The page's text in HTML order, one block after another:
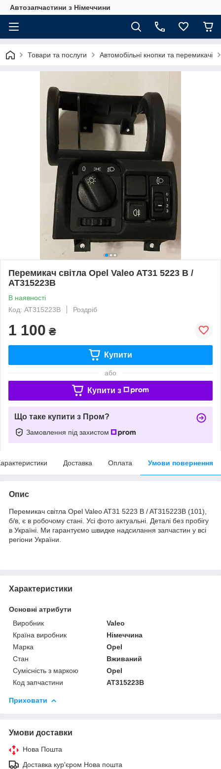
Автозапчастини з Німеччини
Товари та послуги Автомобільні кнопки та перемикачі
Перемикач світла Opel Valeo AT31 5223 B /
AT315223B
В наявності
Код: AT315223B
Роздріб
1 100 ₴
Купити
або
Купити з
Що таке купити з Пром?
Замовлення під захистом
Доставка Оплата Умови повернення
Опис
Перемикач світла Opel Valeo AT31 5223 B / AT315223B (101),
б/в, є в робочому стані. Усі фото актуальні. Деталі без пробігу
в Україні. Ми гарантуємо швидке надсилання запчастин у всі
регіони України.
Характеристики
Основні атрибути
Виробник
Valeo
Країна виробник
Німеччина
Марка
Opel
Стан
Вживаний
Сумісність з маркою
Opel
Код запчастини
AT315223B
Приховати
Умови доставки
Нова Пошта
Доставка кур'єром Нова пошта